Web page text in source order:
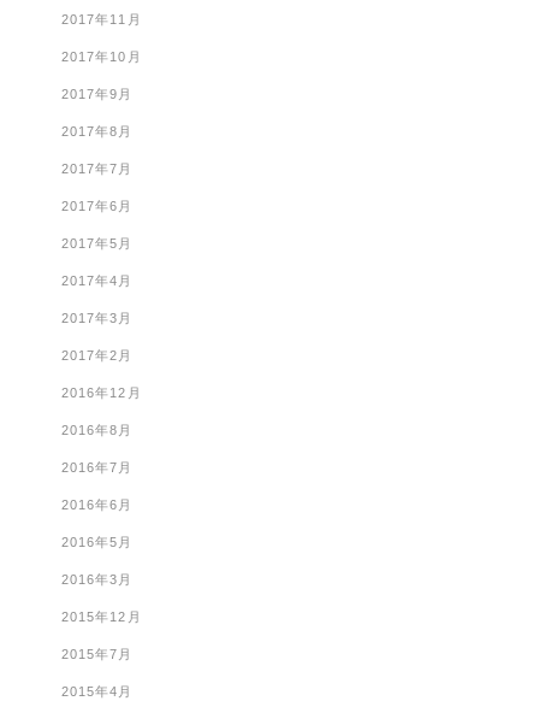
2017年11月
2017年10月
2017年9月
2017年8月
2017年7月
2017年6月
2017年5月
2017年4月
2017年3月
2017年2月
2016年12月
2016年8月
2016年7月
2016年6月
2016年5月
2016年3月
2015年12月
2015年7月
2015年4月